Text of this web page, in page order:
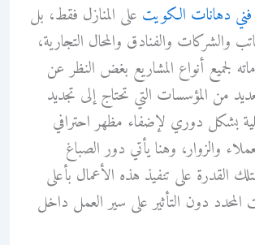
فني دهانات الكويت على المنازل فقط، بل
والشركات والفنادق والمحال التجارية،
لجميع أنواع المشاريع بغض النظر عن
من المؤسسات التي تحتاج إلى تجديد
بشكل دوري لإضفاء مظهر احترافي
والزوار، وهنا يأتي دور الصباغ
القدرة على تنفيذ هذه الأعمال بأعلى
دون التأثير على سير العمل داخل